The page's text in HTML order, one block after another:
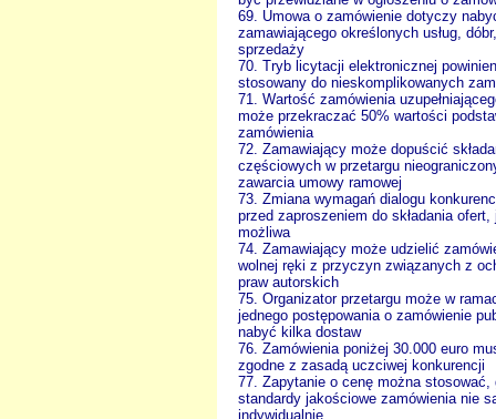
69. Umowa o zamówienie dotyczy
zamawiającego określonych usług,
sprzedaży
70. Tryb licytacji elektronicznej
stosowany do nieskomplikowanych
71. Wartość zamówienia
może przekraczać 50% wartości
zamówienia
72. Zamawiający może dopuścić
częściowych w przetargu
zawarcia umowy ramowej
73. Zmiana wymagań dialogu
przed zaproszeniem do składania ofert,
możliwa
74. Zamawiający może udzielić
wolnej ręki z przyczyn związanych z
praw autorskich
75. Organizator przetargu może w
jednego postępowania o zamówienie
nabyć kilka dostaw
76. Zamówienia poniżej 30.000 euro
zgodne z zasadą uczciwej konkurencji
77. Zapytanie o cenę można stosować,
standardy jakościowe zamówienia nie
indywidualnie